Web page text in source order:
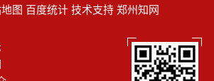
图 百度统计 技术支持 郑州知网